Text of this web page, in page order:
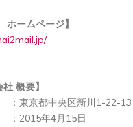
ホームページ】
概要】
東京都中央区新川1-22-13
年4月15日